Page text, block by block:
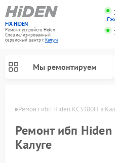
FIX-HIDEN
Ремонт устройств Hiden
Специализированный
cервисный центр г.Калуга
Мы ремонтируем
Ремонт ибп Hiden KC3380H в
Ремонт ибп
Калуге